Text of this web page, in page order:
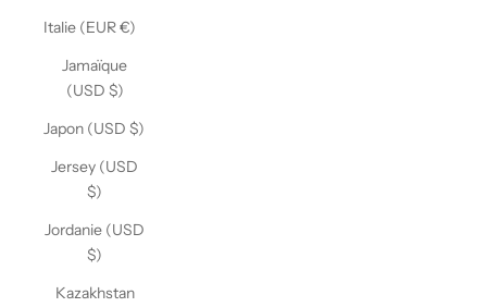
Italie (EUR €)
Jamaïque
(USD $)
Japon (USD $)
Jersey (USD
$)
Jordanie (USD
$)
Kazakhstan